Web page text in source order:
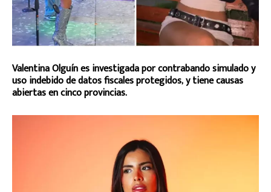
Valentina Olguín es investigada por contrabando simulado y
uso indebido de datos fiscales protegidos, y tiene causas
abiertas en cinco provincias.